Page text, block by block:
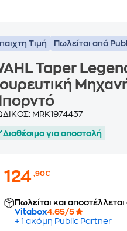
Τιμή Πωλείται από
Taper
MRK1974437
Διαθέσιμο για αποστολή
124,90€
Πωλείται και
Vitabox4.65/5
+ 1 ακόμη Public Partner